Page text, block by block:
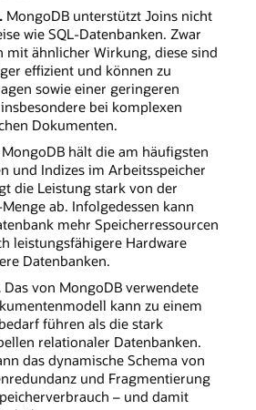
MongoDB unterstützt Joins nicht
wie SQL-Datenbanken. Zwar
mit ähnlicher Wirkung, diese sind
effizient und können zu
sowie einer geringeren
bei komplexen
Dokumenten.
hält die am häufigsten
und Indizes im Arbeitsspeicher
die Leistung stark von der
ab. Infolgedessen kann
mehr Speicherressourcen
leistungsfähigere Hardware
Datenbanken.
Das von MongoDB verwendete
kann zu einem
führen als die stark
relationaler Datenbanken.
das dynamische Schema von
und Fragmentierung
– und damit